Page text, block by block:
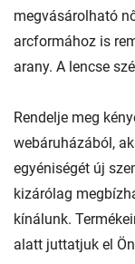
megvásárolható
arcformához is
arany. A lencse
Rendelje meg
webáruházából,
egyéniségét új
kizárólag
kínálunk.
alatt juttatjuk el